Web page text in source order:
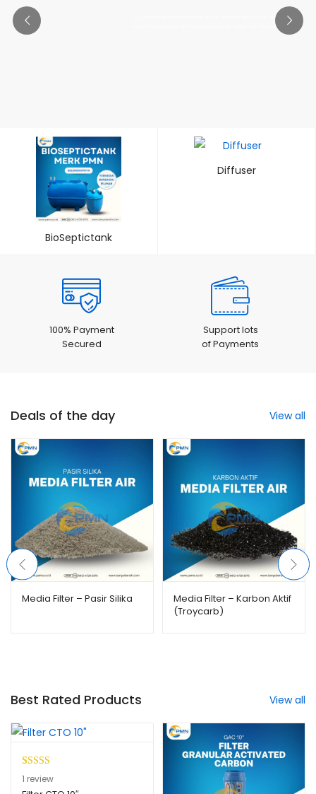
Solusi depot air minum dengan desain fleksibel dan sistem filtrasi modern
untuk menghasilkan air minum yang bersih, sehat, dan berkualitas.
BioSeptictank
Diffuser
100% Payment
Secured
Support lots
of Payments
Deals of the day View all
Media Filter – Pasir Silika
Media Filter – Karbon Aktif
(Troycarb)
Best Rated Products View all
Peringkat
5.00dari 5
11 review